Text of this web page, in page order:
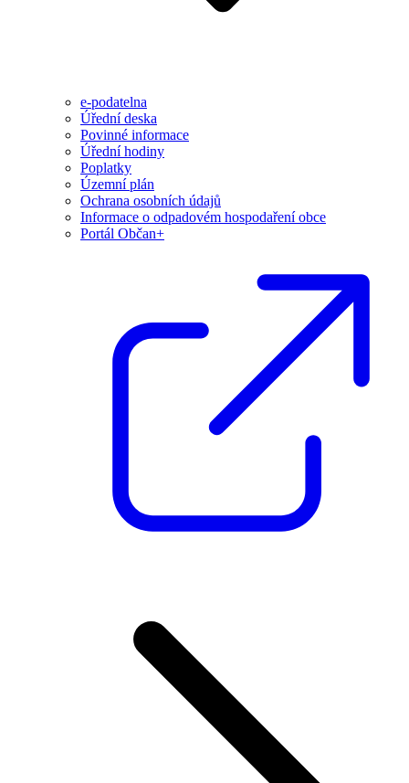
e-podatelna
Úřední deska
Povinné informace
Úřední hodiny
Poplatky
Územní plán
Ochrana osobních údajů
Informace o odpadovém hospodaření obce
Portál Občan+